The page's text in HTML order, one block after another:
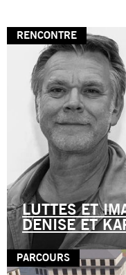
RENCONTRE
LUTTES ET
DENISE ET
PARCOURS